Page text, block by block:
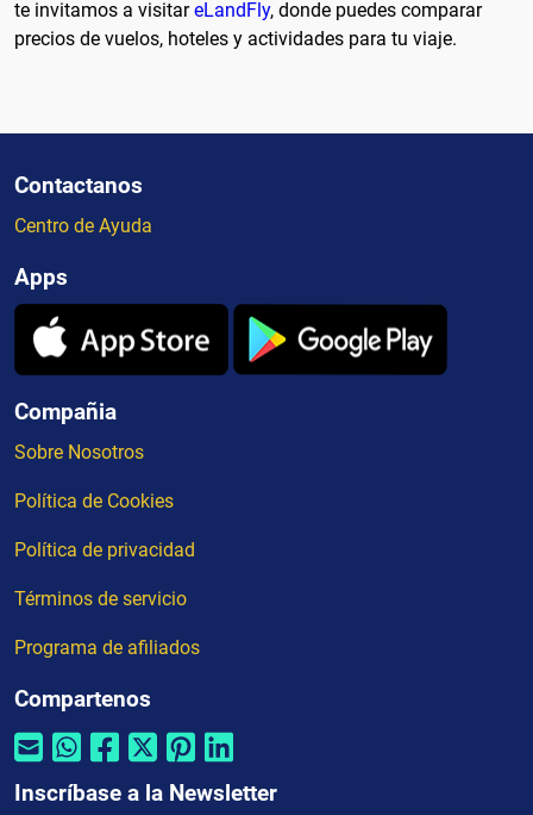
te invitamos a visitareLandFly, donde puedes comparar
precios de vuelos, hoteles y actividades para tu viaje.
Contactanos
Centro de Ayuda
Apps
Compañia
Sobre Nosotros
Política de Cookies
Política de privacidad
Términos de servicio
Programa de afiliados
Compartenos
Inscríbase a la Newsletter